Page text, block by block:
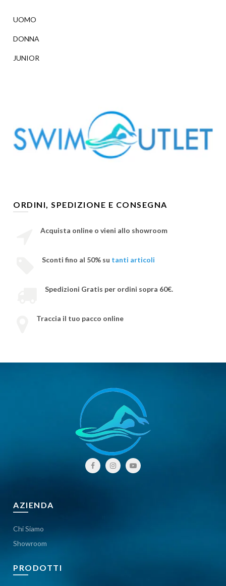
UOMO
DONNA
JUNIOR
ORDINI, SPEDIZIONE E CONSEGNA
Acquista online o vieni allo showroom
Sconti fino al 50% su tanti articoli
Spedizioni Gratis per ordini sopra 60€.
Traccia il tuo pacco online
AZIENDA
Chi Siamo
Showroom
PRODOTTI